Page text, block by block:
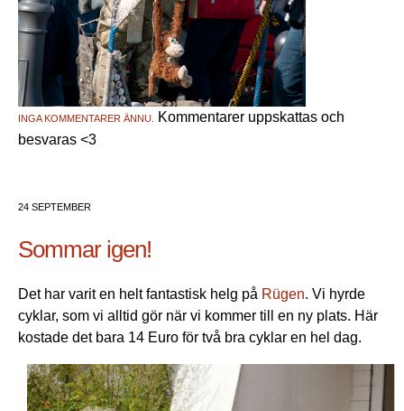
INGA KOMMENTARER ÄNNU.
Kommentarer uppskattas och
besvaras <3
24 SEPTEMBER
Sommar igen!
Det har varit en helt fantastisk helg på Rügen. Vi hyrde
cyklar, som vi alltid gör när vi kommer till en ny plats. Här
kostade det bara 14 Euro för två bra cyklar en hel dag.